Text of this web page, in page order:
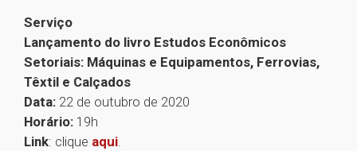
Serviço
Lançamento do livro Estudos Econômicos
Setoriais: Máquinas e Equipamentos, Ferrovias,
Têxtil e Calçados
Data: 22 de outubro de 2020
Horário: 19h
Link: clique aqui.